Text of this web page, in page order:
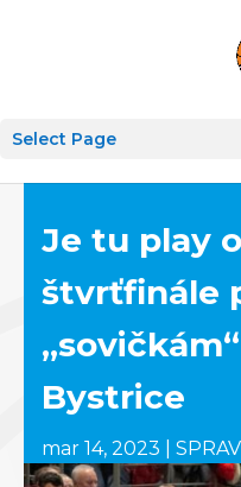
Select Page
Je tu play
štvrťfinále
Bystrice
mar 14, 2023